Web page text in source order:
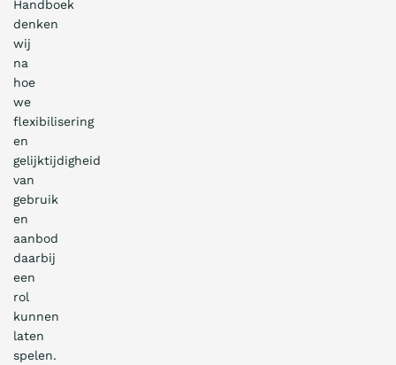
Handboek
denken
wij
na
hoe
we
flexibilisering
en
gelijktijdigheid
van
gebruik
en
aanbod
daarbij
een
rol
kunnen
laten
spelen.